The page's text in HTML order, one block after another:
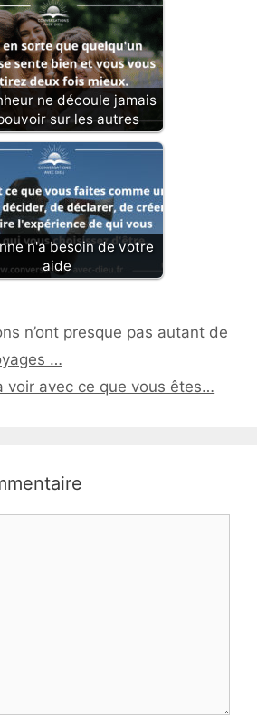
ne découle jamais
sur les autres
n'a besoin de votre
aide
n’ont presque pas autant de
…
voir avec ce que vous êtes…